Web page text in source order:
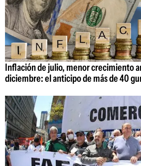
Inflación de julio, menor crecimiento
diciembre: el anticipo de más de 40